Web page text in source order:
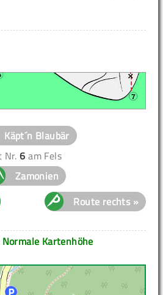
Käpt´n Blaubär
Nr.6 am Fels
Zamonien
Route rechts »
Normale Kartenhöhe